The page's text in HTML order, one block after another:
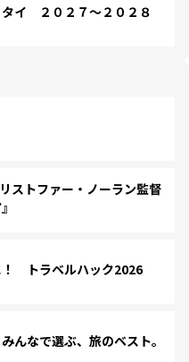
イ ２０２７～２０２８
ストファー・ノーラン監督
！ トラベルハック2026
なで選ぶ、旅のベスト。